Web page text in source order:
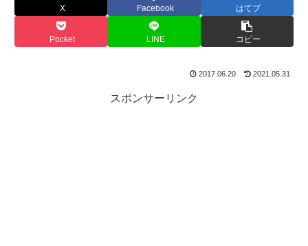
X Facebook はてブ
Pocket LINE コピー
2017.06.20 2021.05.31
スポンサーリンク